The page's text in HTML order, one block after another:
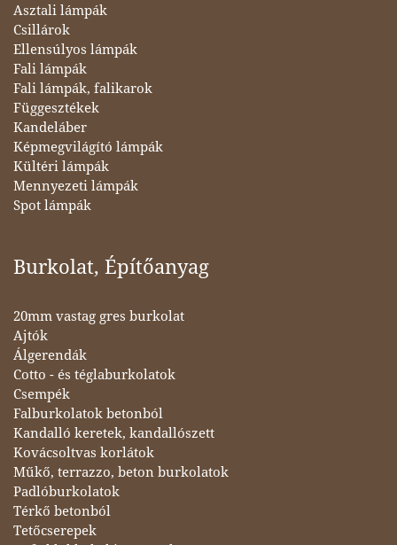
Asztali lámpák
Csillárok
Ellensúlyos lámpák
Fali lámpák
Fali lámpák, falikarok
Függesztékek
Kandeláber
Képmegvilágító lámpák
Kültéri lámpák
Mennyezeti lámpák
Spot lámpák
Burkolat, Építőanyag
20mm vastag gres burkolat
Ajtók
Álgerendák
Cotto - és téglaburkolatok
Csempék
Falburkolatok betonból
Kandalló keretek, kandallószett
Kovácsoltvas korlátok
Műkő, terrazzo, beton burkolatok
Padlóburkolatok
Térkő betonból
Tetőcserepek